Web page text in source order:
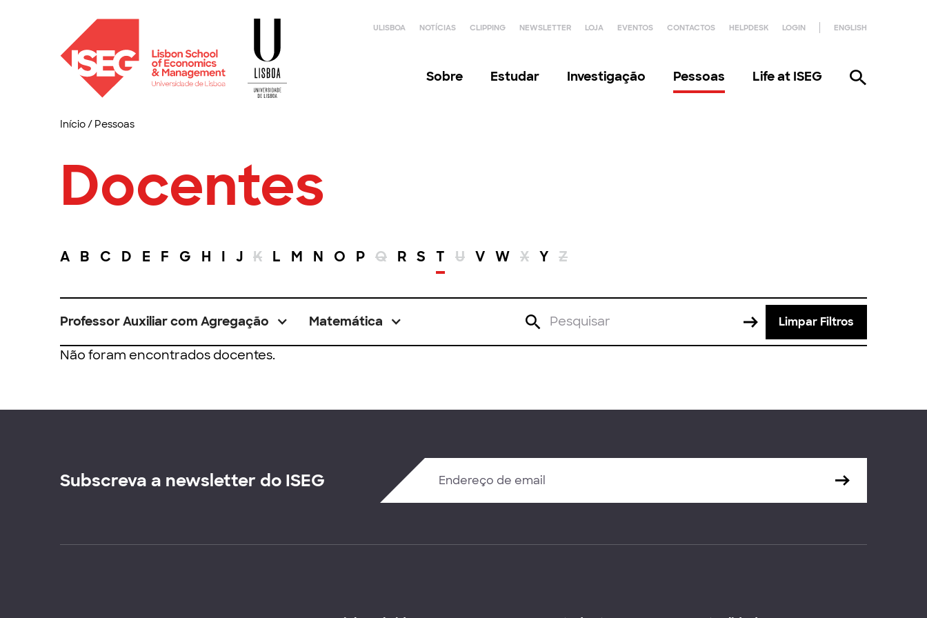
ULISBOA NOTÍCIAS CLIPPING NEWSLETTER LOJA EVENTOS CONTACTOS HELPDESK LOGIN ENGLISH
Sobre Estudar Investigação Pessoas Life at ISEG
Início/ Pessoas
Docentes
A B C D E F G H I J K L M N O P Q R S T U V W X Y Z
Professor Auxiliar com Agregação Matemática Limpar Filtros
Não foram encontrados docentes.
Subscreva a newsletter do ISEG